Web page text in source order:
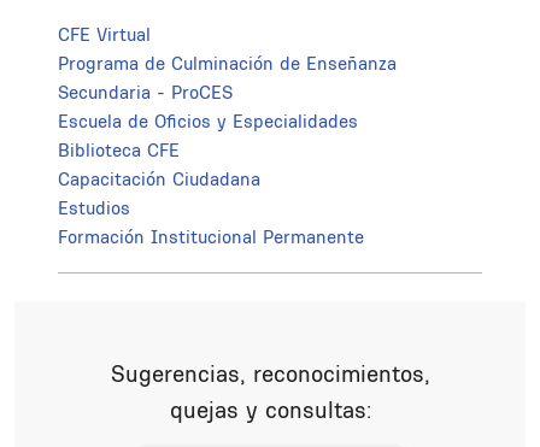
CFE Virtual
Programa de Culminación de Enseñanza
Secundaria - ProCES
Escuela de Oficios y Especialidades
Biblioteca CFE
Capacitación Ciudadana
Estudios
Formación Institucional Permanente
Sugerencias, reconocimientos,
quejas y consultas: